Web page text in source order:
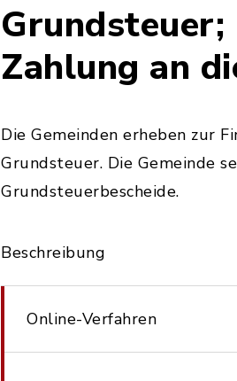
Zahlung an
Die Gemeinden erheben zur
Grundsteuer. Die Gemeinde
Grundsteuerbescheide.
Beschreibung
Online-Verfahren